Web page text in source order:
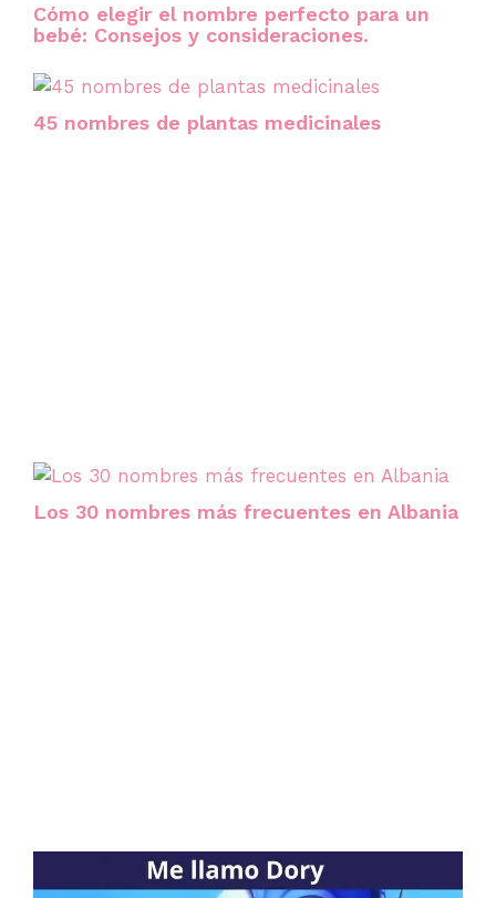
Cómo elegir el nombre perfecto para un
bebé: Consejos y consideraciones.
45 nombres de plantas medicinales
Los 30 nombres más frecuentes en Albania